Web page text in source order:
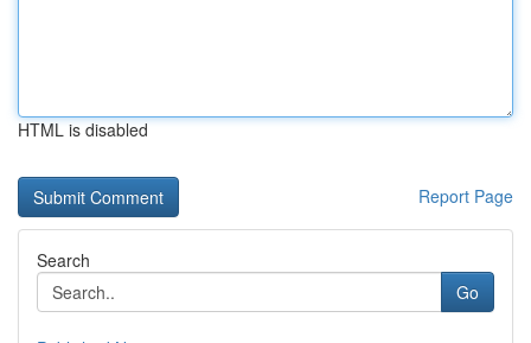
HTML is disabled
Report Page
Search
Go